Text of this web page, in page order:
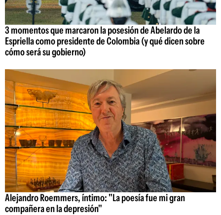
3 momentos que marcaron la posesión de Abelardo de la
Espriella como presidente de Colombia (y qué dicen sobre
cómo será su gobierno)
Alejandro Roemmers, íntimo: "La poesía fue mi gran
compañera en la depresión"